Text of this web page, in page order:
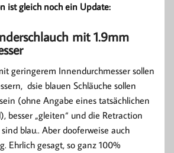
ist gleich noch ein Update:
mit 1.9mm
geringerem Innendurchmesser sollen
dsie blauen Schläuche sollen
(ohne Angabe eines tatsächlichen
besser „gleiten“ und die Retraction
blau.. Aber dooferweise auch
Ehrlich gesagt, so ganz 100%